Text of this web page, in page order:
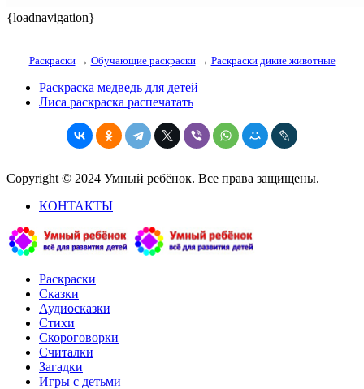
{loadnavigation}
Раскраски→ Обучающие раскраски→ Раскраски дикие животные
Раскраска медведь для детей
Лиса раскраска распечатать
Copyright © 2024 Умный ребёнок. Все права защищены.
КОНТАКТЫ
Раскраски
Сказки
Аудиосказки
Стихи
Скороговорки
Считалки
Загадки
Игры с детьми